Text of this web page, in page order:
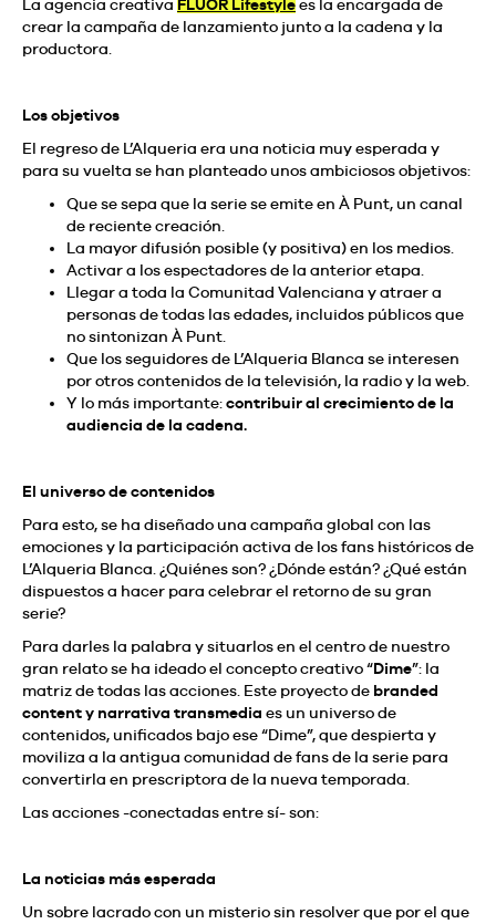
La agencia creativa FLUOR Lifestylees la encargada de
crear la campaña de lanzamiento junto a la cadena y la
productora.
Los objetivos
El regreso de L’Alqueria era una noticia muy esperada y
para su vuelta se han planteado unos ambiciosos objetivos:
Que se sepa que la serie se emite en À Punt, un canal
de reciente creación.
La mayor difusión posible (y positiva) en los medios.
Activar a los espectadores de la anterior etapa.
Llegar a toda la Comunitad Valenciana y atraer a
personas de todas las edades, incluidos públicos que
no sintonizan À Punt.
Que los seguidores de L’Alqueria Blanca se interesen
por otros contenidos de la televisión, la radio y la web.
Y lo más importante:contribuir al crecimiento de la
audiencia de la cadena.
El universo de contenidos
Para esto, se ha diseñado una campaña global con las
emociones y la participación activa de los fans históricos de
L’Alqueria Blanca. ¿Quiénes son? ¿Dónde están? ¿Qué están
dispuestos a hacer para celebrar el retorno de su gran
serie?
Para darles la palabra y situarlos en el centro de nuestro
gran relato se ha ideado el concepto creativo “Dime”: la
matriz de todas las acciones. Este proyecto de branded
content y narrativa transmedia es un universo de
contenidos, unificados bajo ese “Dime”, que despierta y
moviliza a la antigua comunidad de fans de la serie para
convertirla en prescriptora de la nueva temporada.
Las acciones -conectadas entre sí- son:
La noticias más esperada
Un sobre lacrado con un misterio sin resolver que por el que